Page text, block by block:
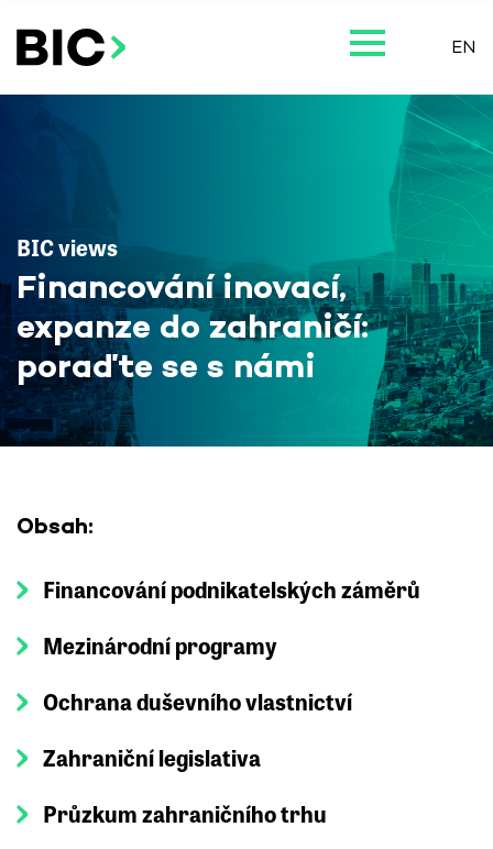
EN
BIC views
Financování inovací,
expanze do zahraničí:
poraďte se s námi
Obsah:
Financování podnikatelských záměrů
Mezinárodní programy
Ochrana duševního vlastnictví
Zahraniční legislativa
Průzkum zahraničního trhu